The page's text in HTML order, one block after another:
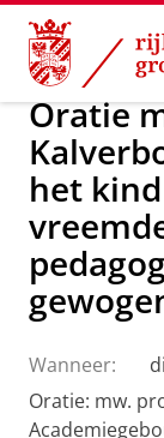
Skip
Content
Skip
Navigation
Over ons
Oratie
het
Wanneer:
Oratie: mw.